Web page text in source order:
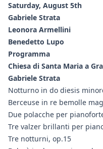
Saturday, August 5th
Gabriele Strata
Leonora Armellini
Benedetto Lupo
Programma
Chiesa di Santa Maria a
Gabriele Strata
Notturno in do diesis
Berceuse in re bemolle
Due polacche per
Tre valzer brillanti per
Tre notturni, op.15